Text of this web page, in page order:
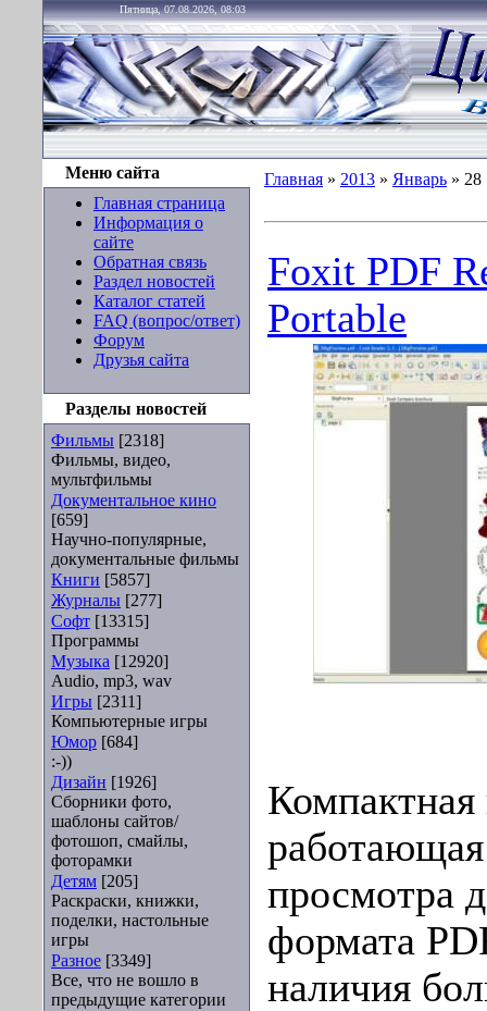
Пятница, 07.08.2026, 08:03
Меню сайта
Главная страница
Информация о
сайте
Обратная связь
Раздел новостей
Каталог статей
FAQ (вопрос/ответ)
Форум
Друзья сайта
Разделы новостей
Фильмы [2318]
Фильмы, видео,
мультфильмы
Документальное кино
[659]
Научно-популярные,
документальные фильмы
Книги [5857]
Журналы [277]
Софт [13315]
Программы
Музыка [12920]
Audio, mp3, wav
Игры [2311]
Компьютерные игры
Юмор [684]
:-))
Дизайн [1926]
Сборники фото,
шаблоны сайтов/
фотошоп, смайлы,
фоторамки
Детям [205]
Раскраски, книжки,
поделки, настольные
игры
Разное [3349]
Все, что не вошло в
предыдущие категории
Главная » 2013 » Январь » 28
Foxit PDF
Portable
просмотра
формата
наличия